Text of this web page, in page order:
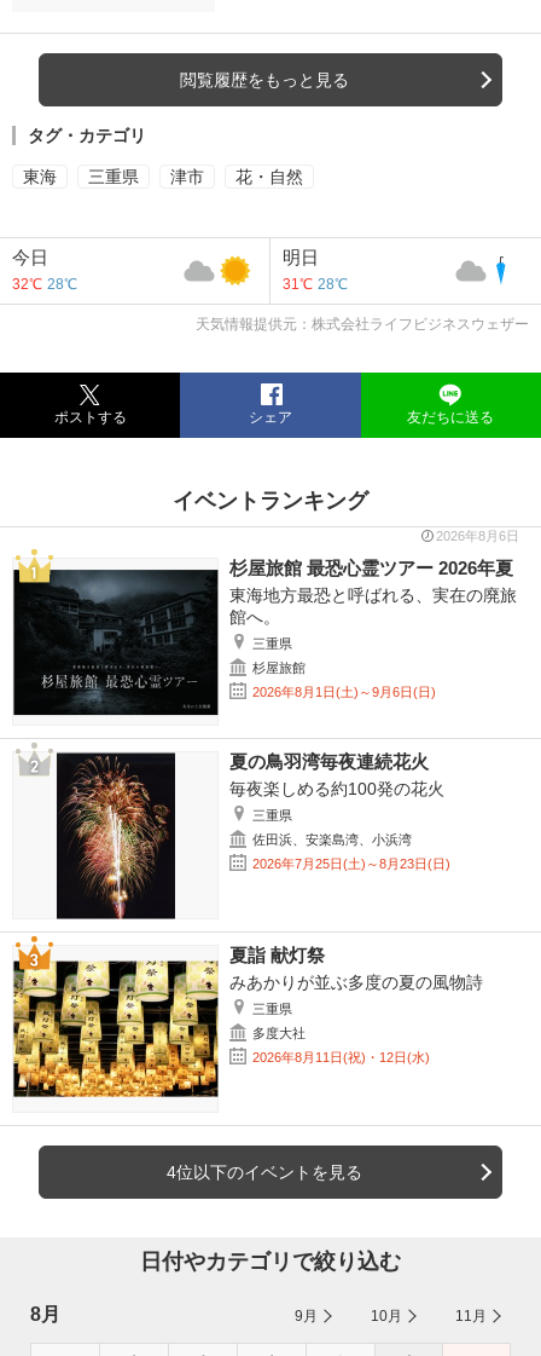
閲覧履歴をもっと見る
タグ・カテゴリ
東海 三重県 津市 花・自然
今日
32℃ 28℃
明日
31℃ 28℃
天気情報提供元：株式会社ライフビジネスウェザー
ポストする シェア 友だちに送る
イベントランキング
2026年8月6日
杉屋旅館 最恐心霊ツアー 2026年夏
東海地方最恐と呼ばれる、実在の廃旅
館へ。
三重県
杉屋旅館
2026年8月1日(土)～9月6日(日)
夏の鳥羽湾毎夜連続花火
毎夜楽しめる約100発の花火
三重県
佐田浜、安楽島湾、小浜湾
2026年7月25日(土)～8月23日(日)
夏詣 献灯祭
みあかりが並ぶ多度の夏の風物詩
三重県
多度大社
2026年8月11日(祝)・12日(水)
4位以下のイベントを見る
日付やカテゴリで絞り込む
8月 9月 10月 11月